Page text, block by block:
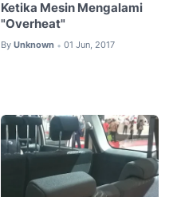
Ketika Mesin Mengalami
"Overheat"
By Unknown • 01 Jun, 2017